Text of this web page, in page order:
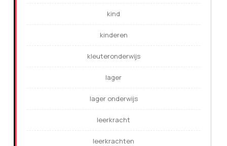
kind
kinderen
kleuteronderwijs
lager
lager onderwijs
leerkracht
leerkrachten